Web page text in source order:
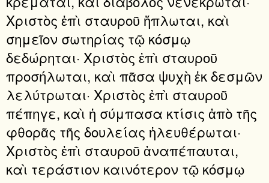
Χριστὸς ἐπὶ σταυροῦ ἥπλωται, καὶ
σημεῖον σωτηρίας τῷ κόσμῳ
δεδώρηται· Χριστὸς ἐπὶ σταυροῦ
προσήλωται, καὶ πᾶσα ψυχὴ ἐκ δεσμῶν
λελύτρωται· Χριστὸς ἐπὶ σταυροῦ
πέπηγε, καὶ ἡ σύμπασα κτίσις ἀπὸ τῆς
φθορᾶς τῆς δουλείας ἠλευθέρωται·
Χριστὸς ἐπὶ σταυροῦ ἀναπέπαυται,
καὶ τεράστιον καινότερον τῷ κόσμῳ